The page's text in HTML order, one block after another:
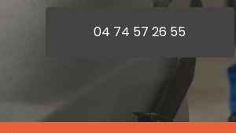
04 74 57 26 55